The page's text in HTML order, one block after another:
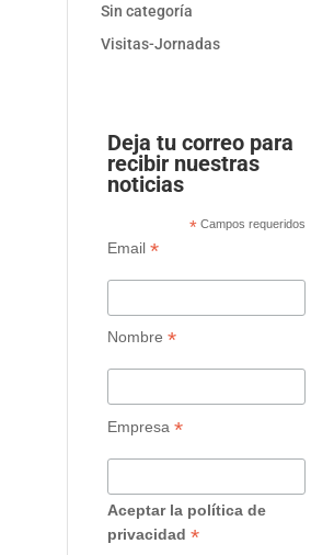
Sin categoría
Visitas-Jornadas
Deja tu correo para
recibir nuestras
noticias
* Campos requeridos
Email *
Nombre *
Empresa *
Aceptar la política de
privacidad *